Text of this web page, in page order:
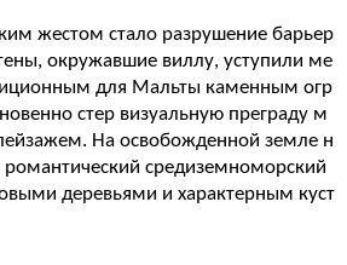
жестом стало разрушение барьер
окружавшие виллу, уступили ме
для Мальты каменным огр
стер визуальную преграду м
На освобожденной земле н
средиземноморский
деревьями и характерным куст